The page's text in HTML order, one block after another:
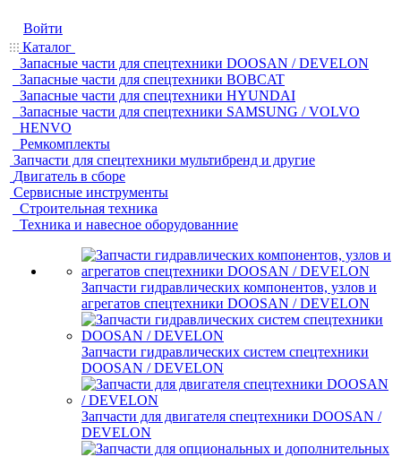
Войти
Каталог
Запасные части для спецтехники DOOSAN / DEVELON
Запасные части для спецтехники BOBCAT
Запасные части для спецтехники HYUNDAI
Запасные части для спецтехники SAMSUNG / VOLVO
HENVO
Ремкомплекты
Запчасти для спецтехники мультибренд и другие
Двигатель в сборе
Сервисные инструменты
Строительная техника
Техника и навесное оборудованние
Запчасти гидравлических компонентов, узлов и
агрегатов спецтехники DOOSAN / DEVELON
Запчасти гидравлических систем спецтехники
DOOSAN / DEVELON
Запчасти для двигателя спецтехники DOOSAN /
DEVELON